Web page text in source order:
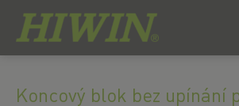
obsah
navigační
Koncový blok bez upínání